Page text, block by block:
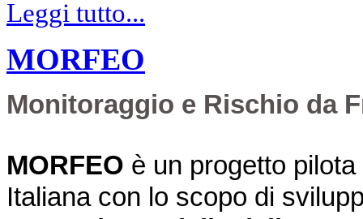
Leggi tutto...
MORFEO
Monitoraggio e Rischio da
MORFEO è un progetto
Italiana con lo scopo di